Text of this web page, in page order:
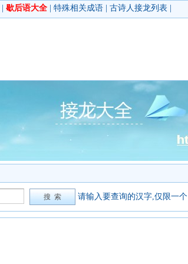
歇后语大全 特殊相关成语 古诗人接龙列表
请输入要查询的汉字,仅限一个